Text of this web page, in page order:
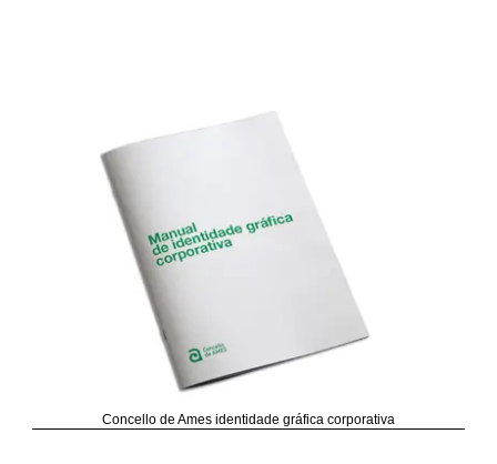
Concello de Ames identidade gráfica corporativa